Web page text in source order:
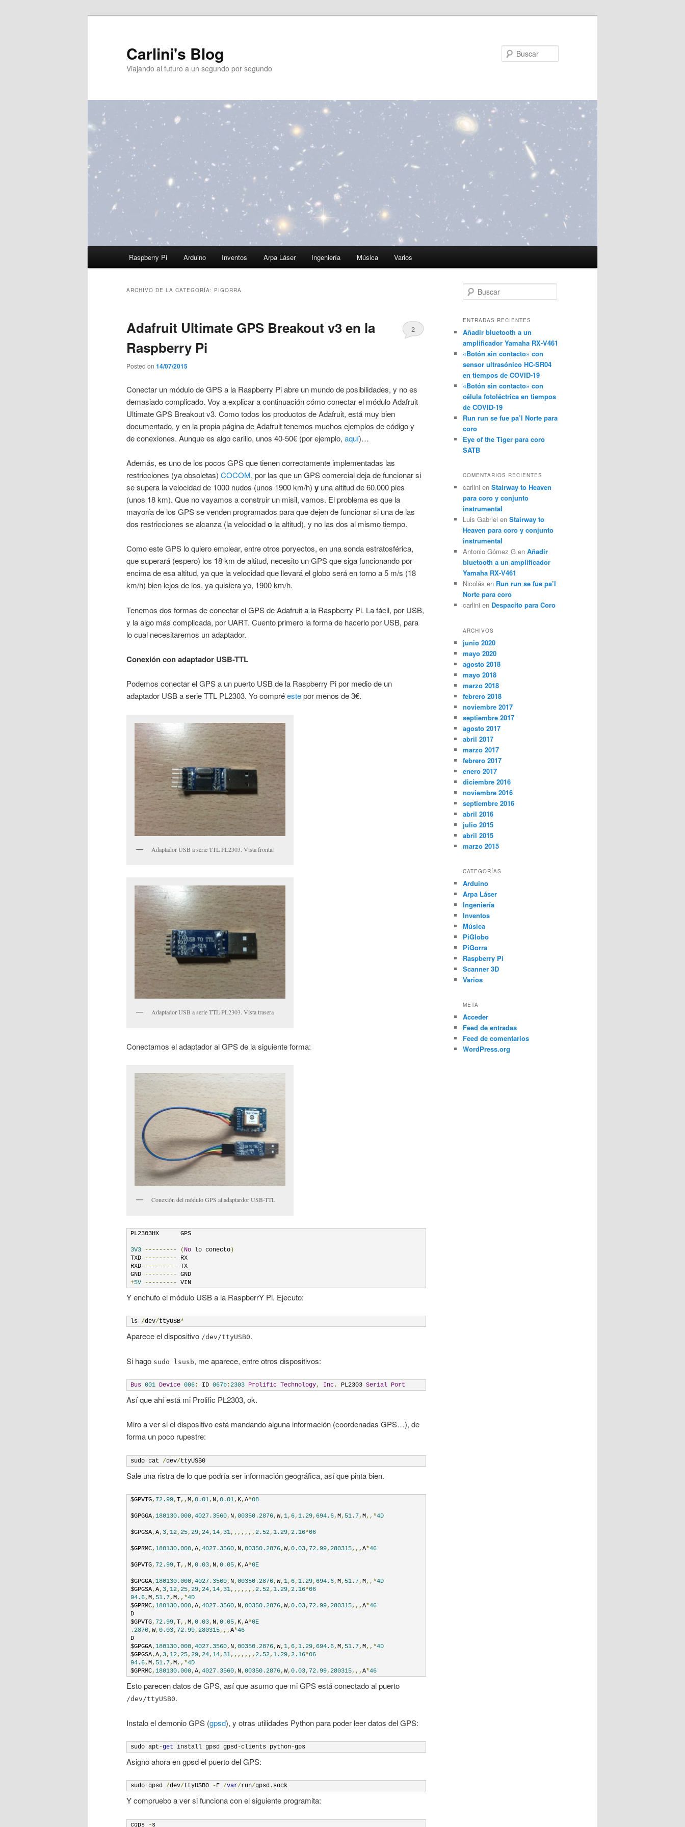
Carlini's Blog
Viajando al futuro a un segundo por segundo
Raspberry Pi Arduino Inventos Arpa Láser Ingeniería Música Varios
ARCHIVO DE LA CATEGORÍA: PIGORRA
Adafruit Ultimate GPS Breakout v3 en la
Raspberry Pi
Posted on 14/07/2015
2
Conectar un módulo de GPS a la Raspberry Pi abre un mundo de posibilidades, y no es
demasiado complicado. Voy a explicar a continuación cómo conectar el módulo Adafruit
Ultimate GPS Breakout v3. Como todos los productos de Adafruit, está muy bien
documentado, y en la propia página de Adafruit tenemos muchos ejemplos de código y
de conexiones. Aunque es algo carillo, unos 40-50€ (por ejemplo, aquí)…
Además, es uno de los pocos GPS que tienen correctamente implementadas las
restricciones (ya obsoletas) COCOM, por las que un GPS comercial deja de funcionar si
se supera la velocidad de 1000 nudos (unos 1900 km/h) y una altitud de 60.000 pies
(unos 18 km). Que no vayamos a construir un misil, vamos. El problema es que la
mayoría de los GPS se venden programados para que dejen de funcionar si una de las
dos restricciones se alcanza (la velocidado la altitud), y no las dos al mismo tiempo.
Como este GPS lo quiero emplear, entre otros poryectos, en una sonda estratosférica,
que superará (espero) los 18 km de altitud, necesito un GPS que siga funcionando por
encima de esa altitud, ya que la velocidad que llevará el globo será en torno a 5 m/s (18
km/h) bien lejos de los, ya quisiera yo, 1900 km/h.
Tenemos dos formas de conectar el GPS de Adafruit a la Raspberry Pi. La fácil, por USB,
y la algo más complicada, por UART. Cuento primero la forma de hacerlo por USB, para
lo cual necesitaremos un adaptador.
Conexión con adaptador USB-TTL
Podemos conectar el GPS a un puerto USB de la Raspberry Pi por medio de un
adaptador USB a serie TTL PL2303. Yo compréestepor menos de 3€.
Adaptador USB a serie TTL PL2303. Vista frontal
Adaptador USB a serie TTL PL2303. Vista trasera
Conectamos el adaptador al GPS de la siguiente forma:
Conexión del módulo GPS al adaptardor USB-TTL
PL2303HX      GPS
3V3 --------- ( No lo conecto)
TXD
--------- RX
RXD
--------- TX
GND
---------
+5V --------- VIN
Y enchufo el módulo USB a la RaspberrY Pi. Ejecuto:
ls /dev/ttyUSB*
Aparece el dispositivo /dev/ttyUSB0.
Si hago sudo lsusb, me aparece, entre otros dispositivos:
Bus 001 Device 006 : ID 067b :2303 Prolific Technology, Inc . PL2303 Serial Port
Así que ahí está mi Prolific PL2303, ok.
Miro a ver si el dispositivo está mandando alguna información (coordenadas GPS…), de
forma un poco rupestre:
sudo cat /dev/ttyUSB0
Sale una ristra de lo que podría ser información geográfica, así que pinta bien.
$GPVTG, 72.99, T,, M, 0.01, N, 0.01, K, A*08
$GPGGA, 180130.000, 4027.3560, N, 00350.2876, W, 1, 6, 1.29, 694.6, M, 51.7, M,,*4D
$GPGSA, A, 3, 12, 25, 29, 24, 14, 31,,,,,,, 2.52, 1.29, 2.16*06
$GPRMC, 180130.000, A, 4027.3560, N, 00350.2876, W, 0.03, 72.99, 280315,,, A*46
$GPVTG, 72.99, T,, M, 0.03, N, 0.05, K, A*0E
$GPGGA, 180130.000, 4027.3560, N, 00350.2876, W, 1, 6, 1.29, 694.6, M, 51.7, M,,*4D
$GPGSA, A, 3, 12, 25, 29, 24, 14, 31,,,,,,, 2.52, 1.29, 2.16*06
94.6, M, 51.7, M,,*4D
$GPRMC, 180130.000, A, 4027.3560, N, 00350.2876, W, 0.03, 72.99, 280315,,, A*46
D
$GPVTG, 72.99, T,, M, 0.03, N, 0.05, K, A*0E
.2876, W, 0.03, 72.99, 280315,,, A*46
D
$GPGGA, 180130.000, 4027.3560, N, 00350.2876, W, 1, 6, 1.29, 694.6, M, 51.7, M,,*4D
$GPGSA, A, 3, 12, 25, 29, 24, 14, 31,,,,,,, 2.52, 1.29, 2.16*06
94.6, M, 51.7, M,,*4D
$GPRMC, 180130.000, A, 4027.3560, N, 00350.2876, W, 0.03, 72.99, 280315,,, A*46
Esto parecen datos de GPS, así que asumo que mi GPS está conectado al puerto
/dev/ttyUSB0.
Instalo el demonio GPS (gpsd), y otras utilidades Python para poder leer datos del GPS:
sudo apt -get install gpsd gpsd-clients python-gps
Asigno ahora en gpsd el puerto del GPS:
sudo gpsd /dev/ttyUSB0 -F /var/run/gpsd . sock
Y compruebo a ver si funciona con el siguiente programita:
cgps -s
u
c
r
ENTRADAS RECIENTES
Añadir bluetooth a un
amplificador Yamaha RX-V461
«Botón sin contacto» con
sensor ultrasónico HC-SR04
en tiempos de COVID-19
«Botón sin contacto» con
célula fotoléctrica en tiempos
de COVID-19
Run run se fue pa’l Norte para
coro
Eye of the Tiger para coro
SATB
COMENTARIOS RECIENTES
carlini en Stairway to Heaven
para coro y conjunto
instrumental
Luis Gabriel en Stairway to
Heaven para coro y conjunto
instrumental
Antonio Gómez G en Añadir
bluetooth a un amplificador
Yamaha RX-V461
Nicolás en Run run se fue pa’l
Norte para coro
carlini en Despacito para Coro
ARCHIVOS
junio 2020
mayo 2020
agosto 2018
mayo 2018
marzo 2018
febrero 2018
noviembre 2017
septiembre 2017
agosto 2017
abril 2017
marzo 2017
febrero 2017
enero 2017
diciembre 2016
noviembre 2016
septiembre 2016
abril 2016
julio 2015
abril 2015
marzo 2015
CATEGORÍAS
Arduino
Arpa Láser
Ingeniería
Inventos
Música
PiGlobo
PiGorra
Raspberry Pi
Scanner 3D
Varios
META
Acceder
Feed de entradas
Feed de comentarios
WordPress.org